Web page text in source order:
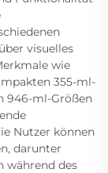
visuelles
wie
355-ml-
946-ml-Größen
Nutzer können
darunter
während des